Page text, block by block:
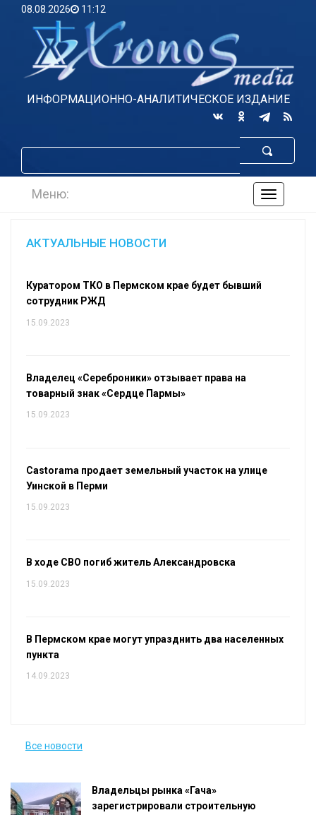
08.08.2026 11:12
ИНФОРМАЦИОННО-АНАЛИТИЧЕСКОЕ ИЗДАНИЕ
по
Меню:
АКТУАЛЬНЫЕ НОВОСТИ
Куратором ТКО в Пермском крае будет бывший
сотрудник РЖД
15.09.2023
Владелец «Сереброники» отзывает права на
товарный знак «Сердце Пармы»
15.09.2023
Castorama продает земельный участок на улице
Уинской в Перми
15.09.2023
В ходе СВО погиб житель Александровска
15.09.2023
В Пермском крае могут упразднить два населенных
пункта
14.09.2023
Все новости
Владельцы рынка «Гача»
зарегистрировали строительную